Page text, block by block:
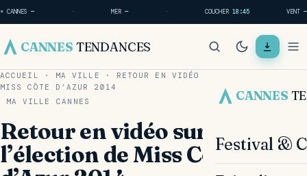
☀ CANNES — · MER— · COUCHER18:45 VENT —
CANNES TENDANCES
CANNES
Festival &
ACCUEIL · MA VILLE · RETOUR EN VIDÉO SUR L’ÉLECTION DE
MISS CÔTE D’AZUR 2014
MA VILLE
CANNES
Retour en vidéo sur
l’élection de Miss Côte